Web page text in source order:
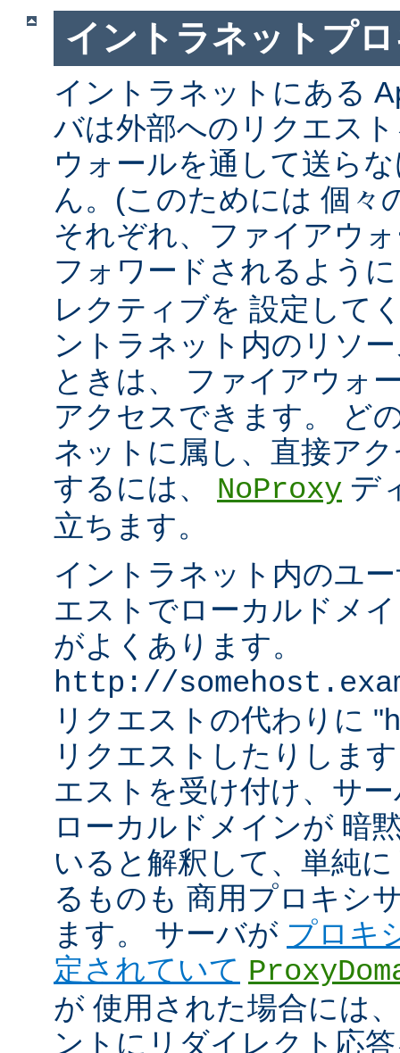
イントラネットプ
イントラネットにある
バは外部へのリクエス
ウォールを通して送ら
ん。(このためには 個々
それぞれ、ファイアウ
フォワードされるよう
レクティブを 設定して
ントラネット内のリソ
ときは、 ファイアウォ
アクセスできます。 ど
ネットに属し、直接ア
するには、 NoProxy デ
立ちます。
イントラネット内のユ
エストでローカルドメ
がよくあります。
http://
リクエストの代わりに
リクエストしたりしま
エストを受け付け、サ
ローカルドメインが 暗
いると解釈して、単純
るものも 商用プロキシ
ます。 サーバが プロキ
定されていて
が 使用された場合には
ントにリダイレクト応